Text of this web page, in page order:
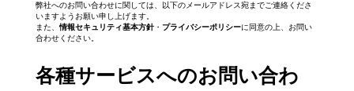
弊社へのお問い合わせに関しては、以下のメールアドレス宛までご連絡くださ
いますようお願い申し上げます。
また、情報セキュリティ基本方針・ プライバシーポリシーに同意の上、お問い
合わせください。
各種サービスへのお問い合わ